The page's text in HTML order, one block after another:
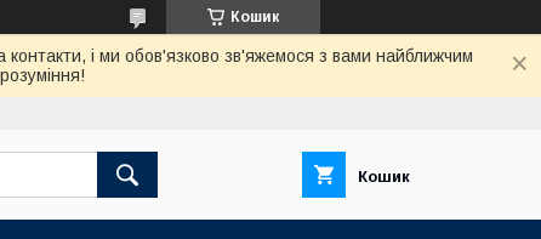
Кошик
і ми обов'язково зв'яжемося з вами найближчим
Кошик